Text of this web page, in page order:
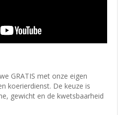
GRATIS met onze eigen
koerierdienst. De keuze is
gewicht en de kwetsbaarheid